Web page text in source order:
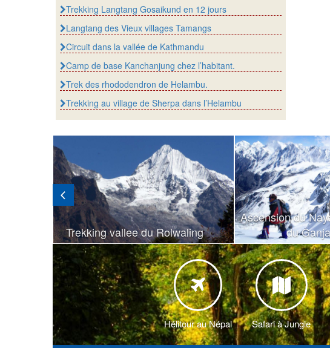
Trekking Langtang Gosaikund en 12 jours
Langtang des Vieux villages Tamangs
Circuit dans la vallée de Kathmandu
Camp de base Kanchanjung chez l’habitant.
Trek des rhododendron de Helambu.
Trekking au village de Sherpa dans l’Helambu
Trekking vallee du Rolwaling
Ascension du
du
Hélitour au Népal Safari à Jungle